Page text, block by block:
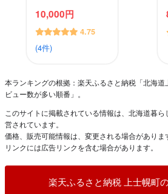
10,000円
4.75
(4件)
本ランキングの根拠：楽天ふるさと納税「北海
ビュー数が多い順番」。
このサイトに掲載されている情報は、北海道暮
営されています。
価格、販売可能情報は、変更される場合がありま
リンクには広告リンクを含む場合があります。
楽天ふるさと納税 上士幌町